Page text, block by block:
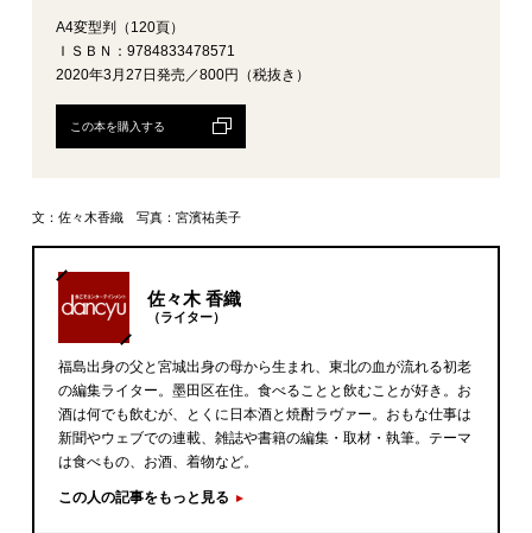
A4変型判（120頁）
ＩＳＢＮ：9784833478571
2020年3月27日発売／800円（税抜き）
この本を購入する
文：佐々木香織 写真：宮濱祐美子
佐々木 香織
（ライター）
福島出身の父と宮城出身の母から生まれ、東北の血が流れる初老
の編集ライター。墨田区在住。食べることと飲むことが好き。お
酒は何でも飲むが、とくに日本酒と焼酎ラヴァー。おもな仕事は
新聞やウェブでの連載、雑誌や書籍の編集・取材・執筆。テーマ
は食べもの、お酒、着物など。
この人の記事をもっと見る